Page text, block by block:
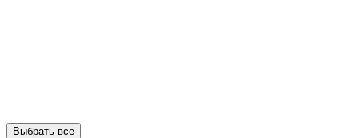
Выбрать все